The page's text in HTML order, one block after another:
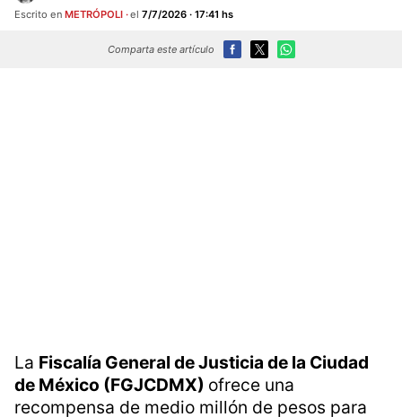
Escrito en METRÓPOLI el 7/7/2026 · 17:41 hs
Comparta este artículo
La Fiscalía General de Justicia de la Ciudad
de México (FGJCDMX) ofrece una
recompensa de medio millón de pesos para